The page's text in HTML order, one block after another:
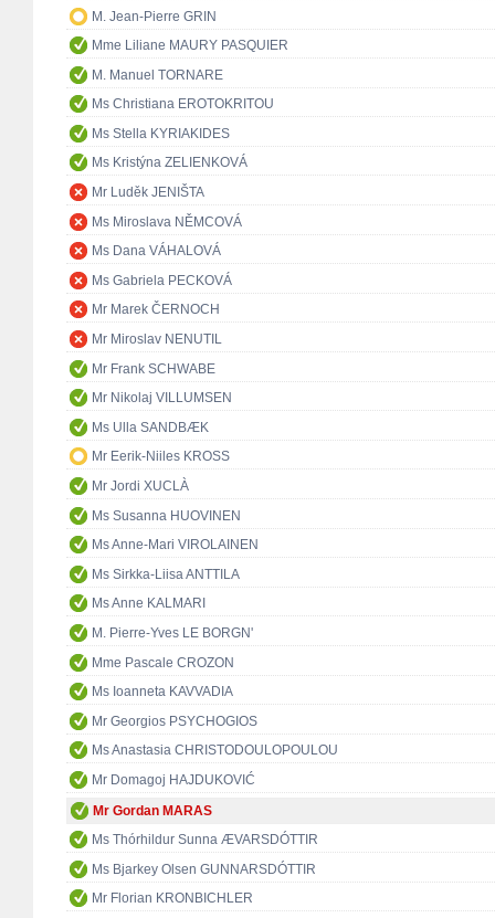
M. Jean-Pierre GRIN
Mme Liliane MAURY PASQUIER
M. Manuel TORNARE
Ms Christiana EROTOKRITOU
Ms Stella KYRIAKIDES
Ms Kristýna ZELIENKOVÁ
Mr Luděk JENIŠTA
Ms Miroslava NĚMCOVÁ
Ms Dana VÁHALOVÁ
Ms Gabriela PECKOVÁ
Mr Marek ČERNOCH
Mr Miroslav NENUTIL
Mr Frank SCHWABE
Mr Nikolaj VILLUMSEN
Ms Ulla SANDBÆK
Mr Eerik-Niiles KROSS
Mr Jordi XUCLÀ
Ms Susanna HUOVINEN
Ms Anne-Mari VIROLAINEN
Ms Sirkka-Liisa ANTTILA
Ms Anne KALMARI
M. Pierre-Yves LE BORGN'
Mme Pascale CROZON
Ms Ioanneta KAVVADIA
Mr Georgios PSYCHOGIOS
Ms Anastasia CHRISTODOULOPOULOU
Mr Domagoj HAJDUKOVIĆ
Mr Gordan MARAS
Ms Thórhildur Sunna ÆVARSDÓTTIR
Ms Bjarkey Olsen GUNNARSDÓTTIR
Mr Florian KRONBICHLER